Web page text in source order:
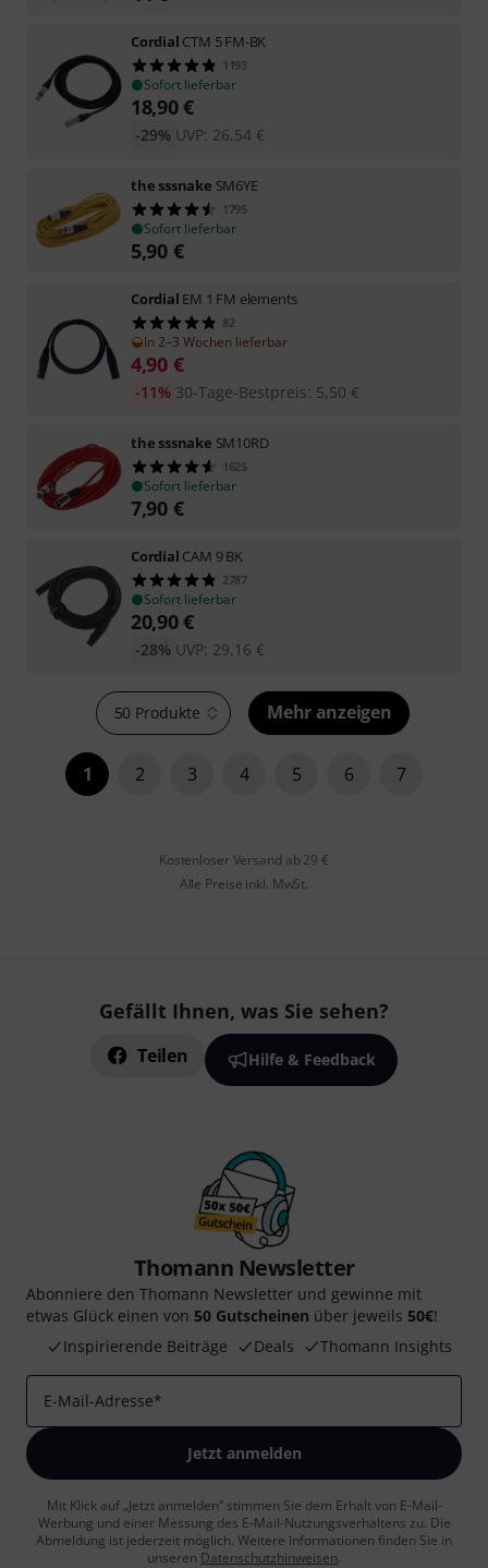
Cordial CTM 5 FM-BK
1193
Sofort lieferbar
18,90€
UVP: 26,54 €
-29%
the sssnake SM6YE
1795
Sofort lieferbar
5,90 €
Cordial EM 1 FM elements
82
In 2–3 Wochen lieferbar
4,90 €
30-Tage-Bestpreis: 5,50 €
-11%
the sssnake SM10RD
1625
Sofort lieferbar
7,90 €
Cordial CAM 9 BK
2787
Sofort lieferbar
20,90€
UVP: 29,16 €
-28%
50 Produkte Mehr anzeigen
1 2 3 4 5 6 7
Kostenloser Versand ab 29 €
Alle Preise inkl. MwSt.
Gefällt Ihnen, was Sie sehen?
Teilen Hilfe & Feedback
Thomann Newsletter
Abonniere den Thomann Newsletter und gewinne mit
etwas Glück einen von 50 Gutscheinen über jeweils 50€!
Inspirierende Beiträge
Deals Thomann Insights
E-Mail-Adresse*
Jetzt anmelden
Mit Klick auf „Jetzt anmelden“ stimmen Sie dem Erhalt von E-Mail-
Werbung und einer Messung des E-Mail-Nutzungsverhaltens zu. Die
Abmeldung ist jederzeit möglich. Weitere Informationen finden Sie in
unseren Datenschutzhinweisen.